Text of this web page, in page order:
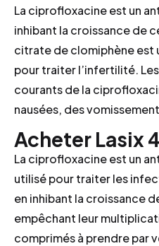
La ciprofloxacine est un
inhibant la croissance de
citrate de clomiphène est
pour traiter l’infertilité.
courants de la
nausées, des
Acheter Lasix
La ciprofloxacine est un
utilisé pour traiter les
en inhibant la croissance
empêchant leur
comprimés à prendre par